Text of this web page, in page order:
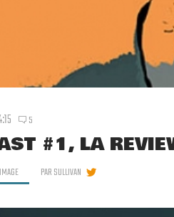
5
#1, LA
IMAGE PARSULLIVAN